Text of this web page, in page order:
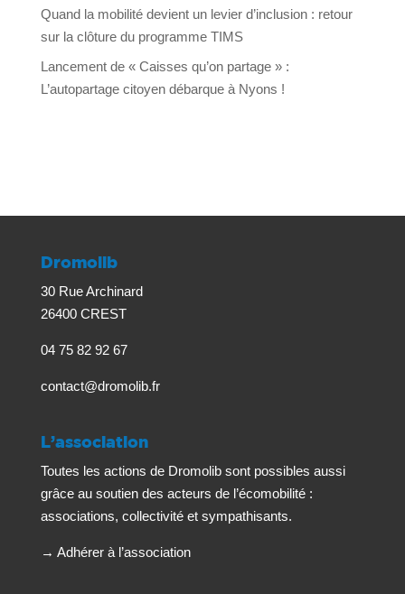
Quand la mobilité devient un levier d’inclusion : retour
sur la clôture du programme TIMS
Lancement de « Caisses qu’on partage » :
L’autopartage citoyen débarque à Nyons !
Dromolib
30 Rue Archinard
26400 CREST
04 75 82 92 67
contact@dromolib.fr
L’association
Toutes les actions de Dromolib sont possibles aussi
grâce au soutien des acteurs de l’écomobilité :
associations, collectivité et sympathisants.
→ Adhérer à l’association